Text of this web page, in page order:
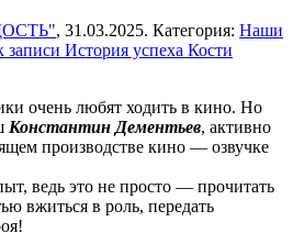
, 31.03.2025. Категория: Наши
записи История успеха Кости
очень любят ходить в кино. Но
Константин Дементьев, активно
производстве кино — озвучке
ведь это не просто — прочитать
вжиться в роль, передать